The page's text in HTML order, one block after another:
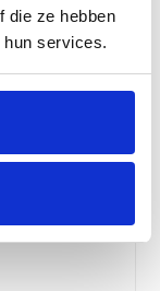
die ze hebben
services.